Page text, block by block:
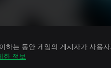
하는 동안 게임의 게시자가 사용
한 정보